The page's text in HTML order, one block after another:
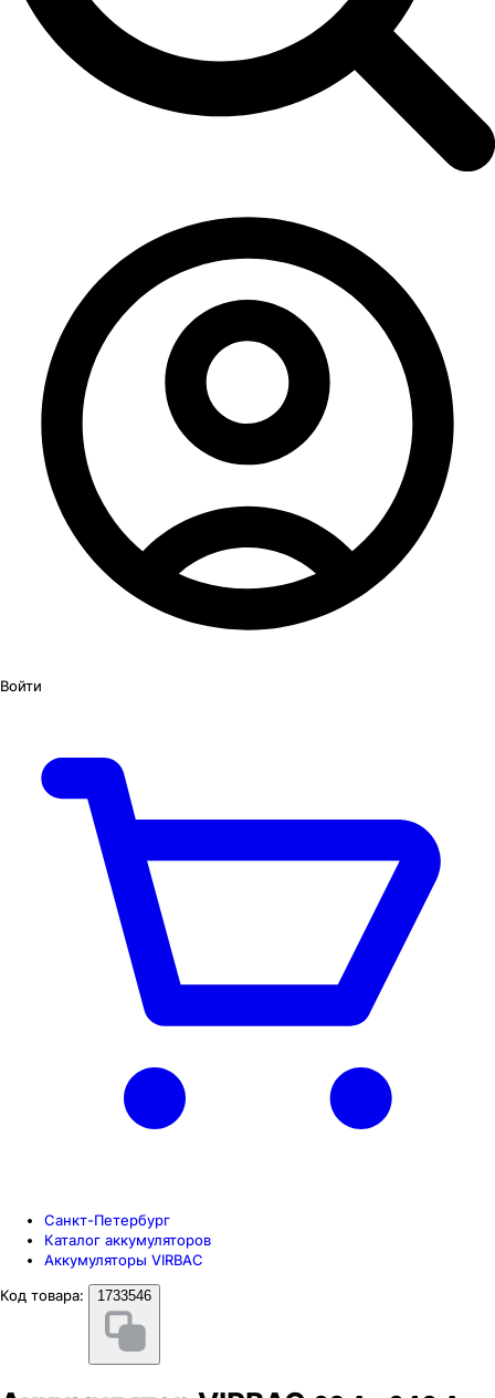
Войти
Санкт-Петербург
Каталог аккумуляторов
Аккумуляторы VIRBAC
Код товара:
1733546